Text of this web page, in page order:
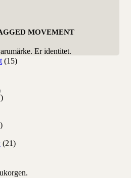
MOVEMENT
Er identitet.
(15)
(21)